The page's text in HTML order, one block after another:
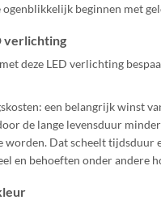
beginnen met
verlichting
deze LED verlichting
een belangrijk winst
de lange levensduur
worden. Dat scheelt tijdsduur
en behoeften onder andere